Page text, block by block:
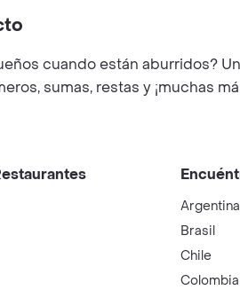
cuando están aburridos?
sumas, restas y ¡muchas
Argentina
Brasil
Chile
Colombia